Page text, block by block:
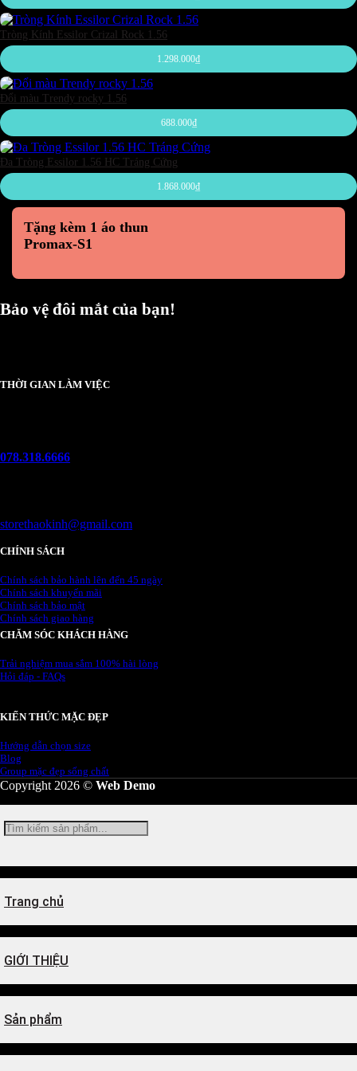
Tặng kèm 1 áo thun
Promax-S1
Tròng Kính Essilor Crizal Rock 1.56
1.298.000₫
Đổi màu Trendy rocky 1.56
688.000₫
Đa Tròng Essilor 1.56 HC Tráng Cứng
1.868.000₫
Bảo vệ đôi mắt của bạn!
THỜI GIAN LÀM VIỆC
078.318.6666
storethaokinh@gmail.com
CHÍNH SÁCH
Chính sách bảo hành lên đến 45 ngày
Chính sách khuyến mãi
Chính sách bảo mật
Chính sách giao hàng
CHĂM SÓC KHÁCH HÀNG
Trải nghiệm mua sắm 100% hài lòng
Hỏi đáp - FAQs
KIẾN THỨC MẶC ĐẸP
Hướng dẫn chọn size
Blog
Group mặc đẹp sống chất
Copyright 2026 © Web Demo
Tìm
Trang chủ
GIỚI THIỆU
Sản phẩm